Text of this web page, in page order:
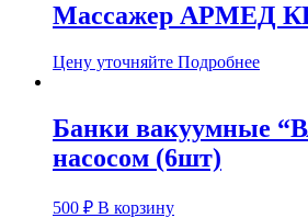
Массажер АРМЕД
Цену уточняйте Подробнее
Банки вакуумные
насосом (6шт)
500 ₽ В корзину